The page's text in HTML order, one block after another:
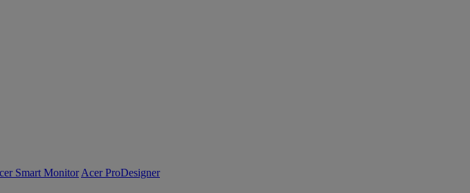
Smart Monitor Acer ProDesigner